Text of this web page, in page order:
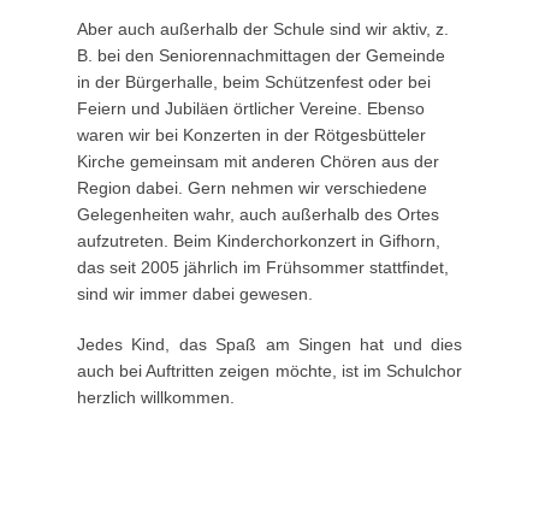
Aber auch außerhalb der Schule sind wir aktiv, z.
B. bei den Seniorennachmittagen der Gemeinde
in der Bürgerhalle, beim Schützenfest oder bei
Feiern und Jubiläen örtlicher Vereine. Ebenso
waren wir bei Konzerten in der Rötgesbütteler
Kirche gemeinsam mit anderen Chören aus der
Region dabei. Gern nehmen wir verschiedene
Gelegenheiten wahr, auch außerhalb des Ortes
aufzutreten. Beim Kinderchorkonzert in Gifhorn,
das seit 2005 jährlich im Frühsommer stattfindet,
sind wir immer dabei gewesen.
Jedes Kind, das Spaß am Singen hat und dies
auch bei Auftritten zeigen möchte, ist im Schulchor
herzlich willkommen.